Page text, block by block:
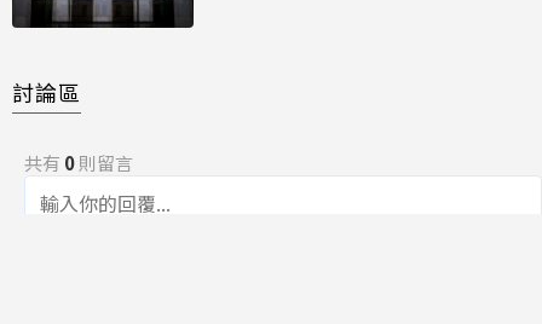
討論區
共有 0則留言